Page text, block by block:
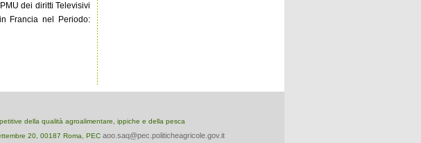
dei diritti Televisivi
Francia nel Periodo:
della qualità agroalimentare, ippiche e della pesca
20, 00187 Roma, PEC aoo.saq@pec.politicheagricole.gov.it